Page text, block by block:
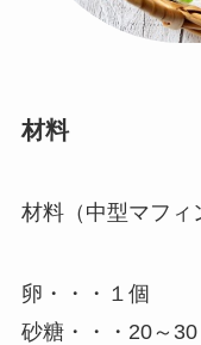
材料
材料（中型マフィ
卵・・・１個
砂糖・・・20～30